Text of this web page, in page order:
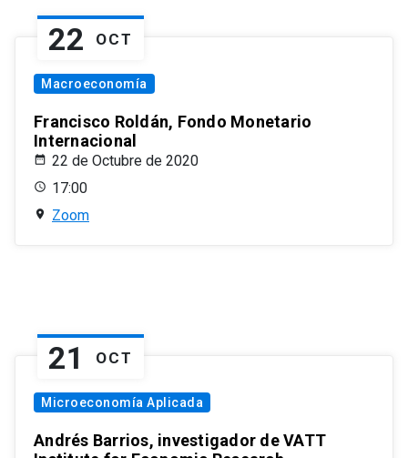
22 OCT
Macroeconomía
Francisco Roldán, Fondo Monetario
Internacional
22 de Octubre de 2020
17:00
Zoom
21 OCT
Microeconomía Aplicada
Andrés Barrios, investigador de VATT